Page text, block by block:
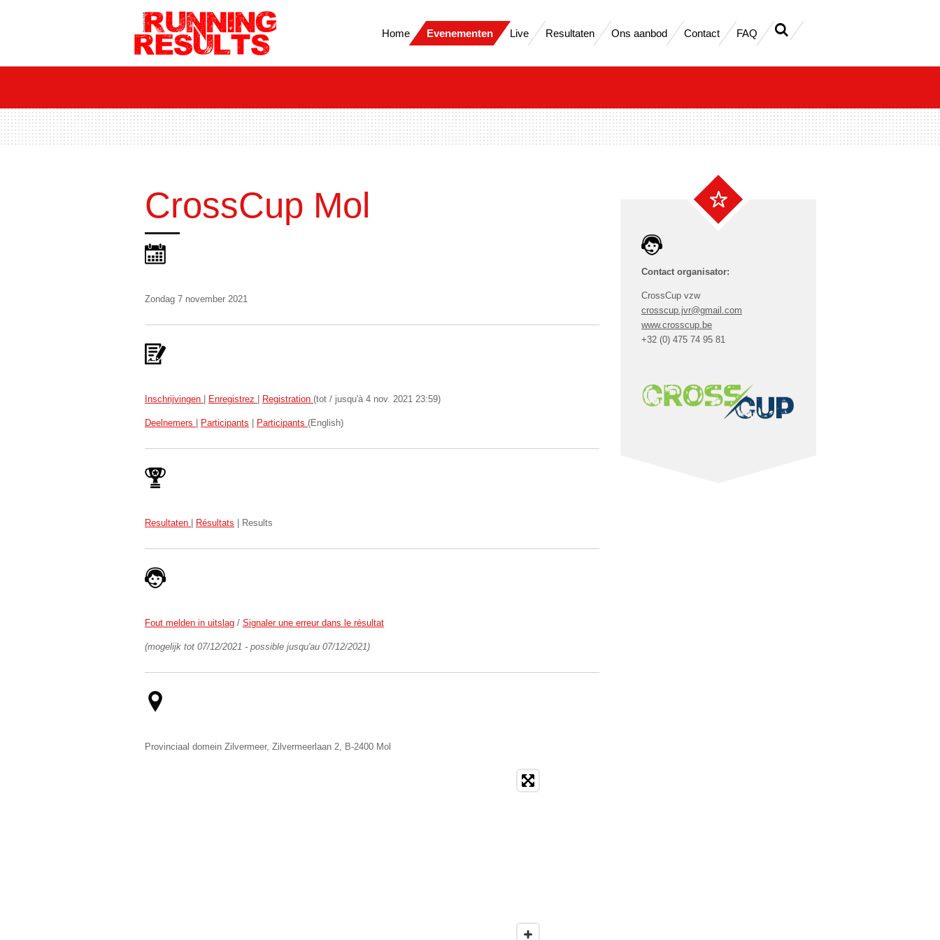
Home Evenementen Live Resultaten Ons aanbod Contact FAQ
CrossCup Mol
Zondag 7 november 2021
Inschrijvingen Enregistrez Registration (tot / jusqu'à 4 nov. 2021 23:59)
Deelnemers Participants Participants (English)
Resultaten Résultats | Results
Fout melden in uitslag / Signaler une erreur dans le résultat
(mogelijk tot 07/12/2021 - possible jusqu'au 07/12/2021)
Provinciaal domein Zilvermeer, Zilvermeerlaan 2, B-2400 Mol
Contact organisator:
CrossCup vzw
crosscup.jvr@gmail.com
www.crosscup.be
+32 (0) 475 74 95 81